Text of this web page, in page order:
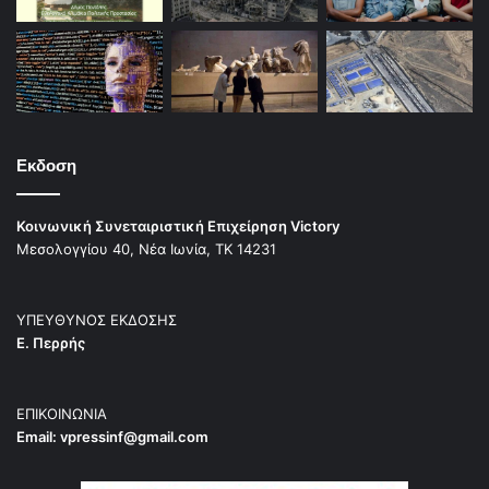
Εκδοση
Κοινωνική Συνεταιριστική Επιχείρηση Victory
Μεσολογγίου 40, Νέα Ιωνία, ΤΚ 14231
ΥΠΕΥΘΥΝΟΣ ΕΚΔΟΣΗΣ
Ε. Περρής
ΕΠΙΚΟΙΝΩΝΙΑ
Email: vpressinf@gmail.com